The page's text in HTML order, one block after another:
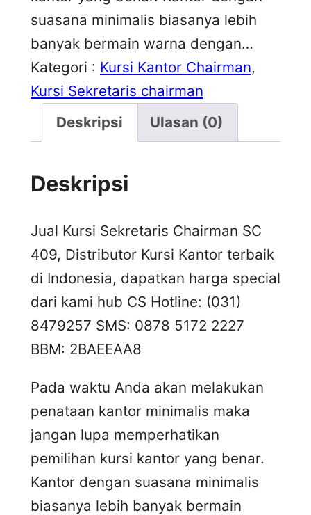
suasana minimalis biasanya lebih
banyak bermain warna dengan…
Kategori : Kursi Kantor Chairman
Kursi Sekretaris chairman
Deskripsi
Ulasan (0)
Deskripsi
Jual Kursi Sekretaris Chairman SC
409, Distributor Kursi Kantor terbaik
di Indonesia, dapatkan harga special
dari kami hub CS Hotline: (031)
8479257 SMS: 0878 5172 2227
BBM: 2BAEEAA8
Pada waktu Anda akan melakukan
penataan kantor minimalis maka
jangan lupa memperhatikan
pemilihan kursi kantor yang benar.
Kantor dengan suasana minimalis
biasanya lebih banyak bermain